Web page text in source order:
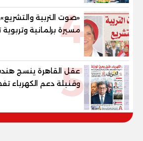
4
«صوت التربية
مسيرة برلمانية
القوانين وصناعة الأجيال
5
عقل القاهرة ينسج
وقنبلة دعم الكهرباء